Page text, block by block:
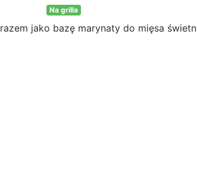
Na grilla
jako bazę marynaty do mięsa